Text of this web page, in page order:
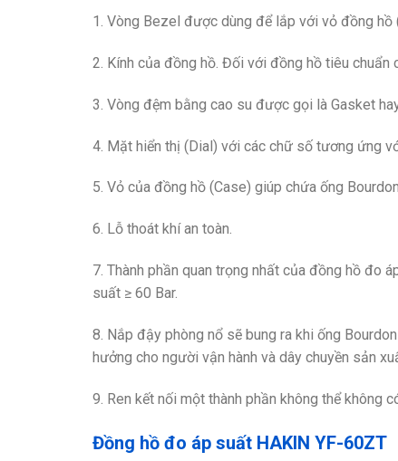
1. Vòng Bezel được dùng để lắp với vỏ đồng hồ
2. Kính của đồng hồ. Đối với đồng hồ tiêu chuẩn
3. Vòng đệm bằng cao su được gọi là Gasket
4. Mặt hiển thị (Dial) với các chữ số tương ứng
5. Vỏ của đồng hồ (Case) giúp chứa ống
6. Lỗ thoát khí an toàn.
7. Thành phần quan trọng nhất của đồng hồ đo
suất ≥ 60 Bar.
8. Nắp đậy phòng nổ sẽ bung ra khi ống
hưởng cho người vận hành và dây chuyền sản
9. Ren kết nối một thành phần không thể không
Đồng hồ đo áp suất HAKIN YF-60ZT